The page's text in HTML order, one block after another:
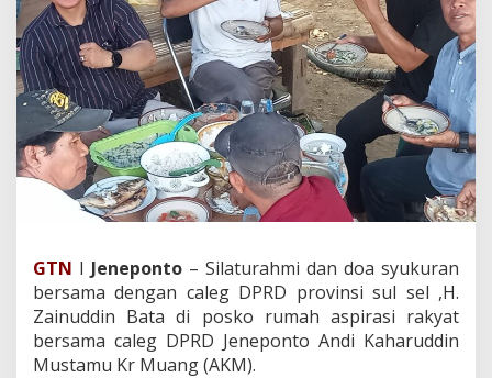
o
K
e
m
e
n
a
n
g
a
n
D
m
o
a
t
GTN I Jeneponto – Silaturahmi dan doa syukuran
bersama dengan caleg DPRD provinsi sul sel ,H.
Zainuddin Bata di posko rumah aspirasi rakyat
bersama caleg DPRD Jeneponto Andi Kaharuddin
Mustamu Kr Muang (AKM).